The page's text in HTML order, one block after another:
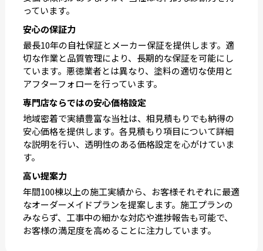
っています。
安心の保証力
最長10年の自社保証とメーカー保証を提供します。適
切な作業と品質管理により、長期的な保証を可能にし
ています。悪徳業者とは異なり、塗料の適切な使用と
アフターフォローを行っています。
専門店ならではの安心価格設定
地域密着で実績豊富な当社は、相見積もりでも納得の
安心価格を提供します。各見積もり項目について詳細
な説明を行い、透明性のある価格設定を心がけていま
す。
高い提案力
年間100棟以上の施工実績から、お客様それぞれに最適
なオーダーメイドプランを提案します。施工プランの
みならず、工事中の細かな対応や進捗報告も可能で、
お客様の満足度を高めることに注力しています。